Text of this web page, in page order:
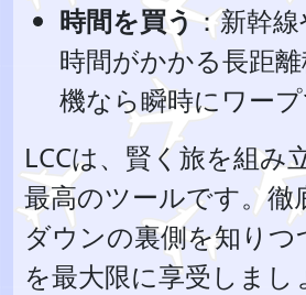
時間を買う ：新幹
時間がかかる長距
機なら瞬時にワープ
LCCは、賢く旅を組み
最高のツールです。徹
ダウンの裏側を知りつ
を最大限に享受しまし